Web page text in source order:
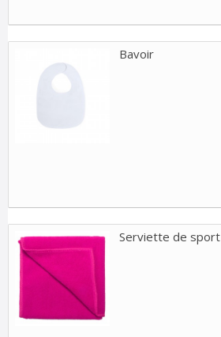
Bavoir
Serviette de sport